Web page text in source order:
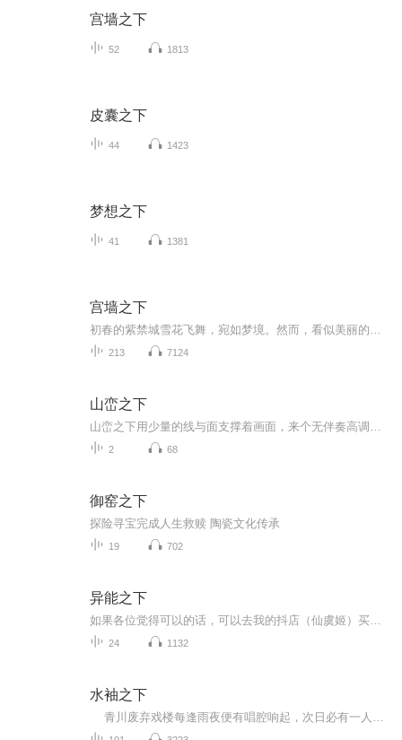
宫墙之下
52 1813
皮囊之下
44 1423
梦想之下
41 1381
宫墙之下
213 7124
山峦之下
2 68
御窑之下
探险寻宝完成人生救赎 陶瓷文化传承
19 702
异能之下
24 1132
水袖之下